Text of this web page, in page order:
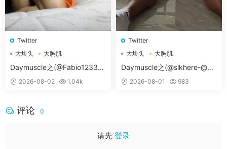
Twitter
大块头
大胸肌
大胸肌肉男
Daymuscle之(@Fabio12333-
@辛叔是个G）
2026-08-02 1.04k
Twitter
大块头
大胸肌
大胸肌肉男
Daymuscle之(@slkhere-@元
气精牛）
2026-08-01 983
评论 0
请先 登录